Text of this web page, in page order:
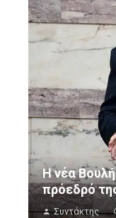
Η νέα
πρόεδρό
Συντάκτης